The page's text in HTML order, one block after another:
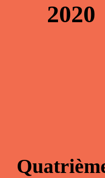
2020